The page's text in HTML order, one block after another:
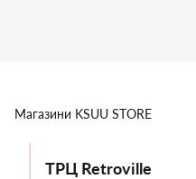
Магазини KSUU STORE
ТРЦ Retroville